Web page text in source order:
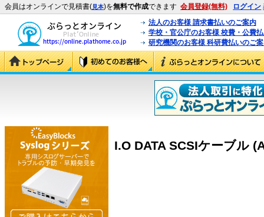
会員はオンラインで見積書(見本)を無料で作成できます 会員登録(無料) ログイン
法人のお客様 請求書払いのご案内
学校・官公庁のお客様 校費・公費
研究機関のお客様 科研費払いのご
I.O DATA SCSIケーブル